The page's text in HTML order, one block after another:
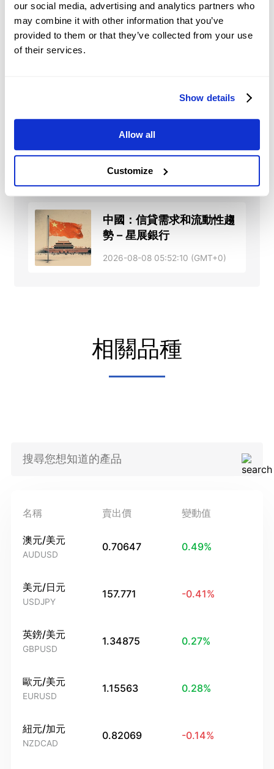
our social media, advertising and analytics partners who
may combine it with other information that you’ve
provided to them or that they’ve collected from your use
of their services.
Show details
Allow all
Customize
2026-08-09 09:31:30 (GMT+0)
China 七月 Consumer
Price Index (YoY)為
0.5%，低於預期0.8%
2026-08-09 09:31:29 (GMT+0)
中國：信貸需求和流動性趨
勢 – 星展銀行
2026-08-08 05:52:10 (GMT+0)
相關品種
名稱 賣出價 變動值
澳元/美元
AUDUSD
0.70647 0.49%
美元/日元
USDJPY
157.771 -0.41%
英鎊/美元
GBPUSD
1.34875 0.27%
歐元/美元
EURUSD
1.15563 0.28%
紐元/加元
NZDCAD
0.82069 -0.14%